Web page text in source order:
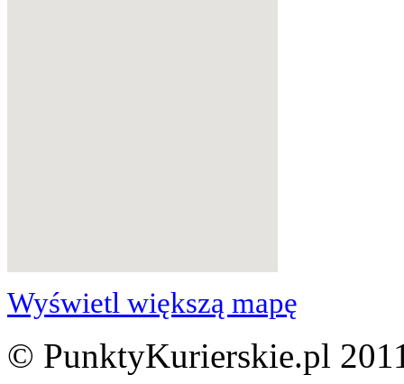
Wyświetl większą mapę
© PunktyKurierskie.pl